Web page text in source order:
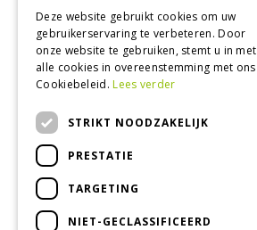
Deze website gebruikt cookies om uw
gebruikerservaring te verbeteren. Door
onze website te gebruiken, stemt u in met
alle cookies in overeenstemming met ons
Cookiebeleid.Lees verder
STRIKT NOODZAKELIJK
PRESTATIE
TARGETING
NIET-GECLASSIFICEERD